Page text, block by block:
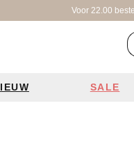
Voor 22.00
SALE